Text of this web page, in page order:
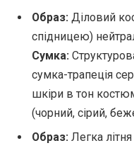
Образ: Діловий
спідницею)
Сумка:
сумка-трапеція
шкіри в тон
(чорний, сірий,
Образ: Легка